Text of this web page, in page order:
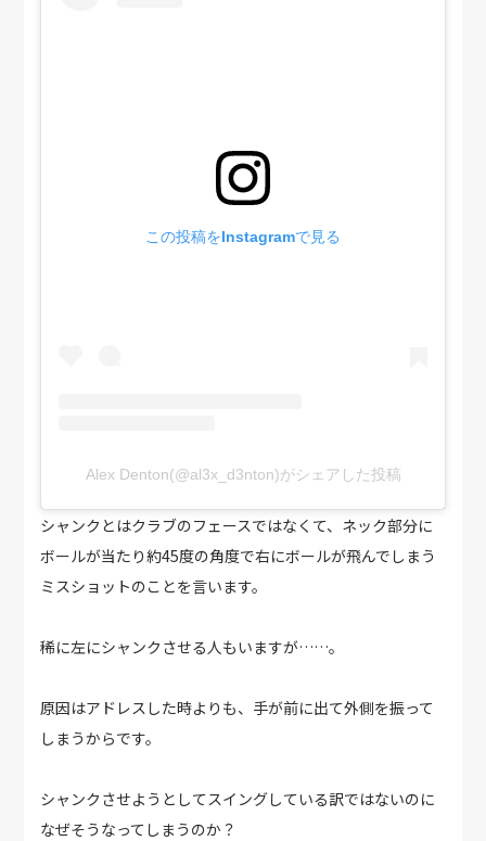
この投稿をInstagramで見る
Alex Denton(@al3x_d3nton)がシェアした投稿
シャンクとはクラブのフェースではなくて、ネック部分に
ボールが当たり約45度の角度で右にボールが飛んでしまう
ミスショットのことを言います。
稀に左にシャンクさせる人もいますが……。
原因はアドレスした時よりも、手が前に出て外側を振って
しまうからです。
シャンクさせようとしてスイングしている訳ではないのに
なぜそうなってしまうのか？